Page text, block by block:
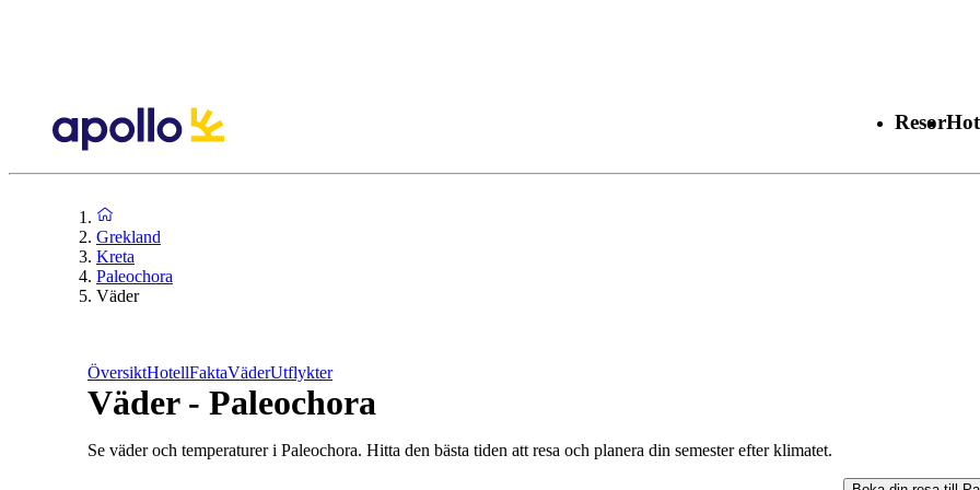
Resor
Grekland
Kreta
Paleochora
Väder
ÖversiktHotellFaktaVäderUtflykter
Väder - Paleochora
Se väder och temperaturer i Paleochora. Hitta den bästa tiden att resa och planera din semester efter klimatet.